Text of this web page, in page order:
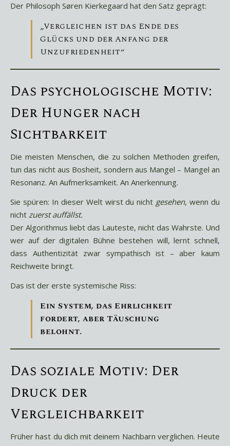
Der Philosoph Søren Kierkegaard hat den Satz geprägt:
„Vergleichen ist das Ende des
Glücks und der Anfang der
Unzufriedenheit“
Das psychologische Motiv:
Der Hunger nach
Sichtbarkeit
Die meisten Menschen, die zu solchen Methoden greifen,
tun das nicht aus Bosheit, sondern aus Mangel – Mangel an
Resonanz. An Aufmerksamkeit. An Anerkennung.
Sie spüren: In dieser Welt wirst du nicht gesehen, wenn du
nicht zuerst auffällst.
Der Algorithmus liebt das Lauteste, nicht das Wahrste. Und
wer auf der digitalen Bühne bestehen will, lernt schnell,
dass Authentizität zwar sympathisch ist – aber kaum
Reichweite bringt.
Das ist der erste systemische Riss:
Ein System, das Ehrlichkeit
fordert, aber Täuschung
belohnt.
Das soziale Motiv: Der
Druck der
Vergleichbarkeit
Früher hast du dich mit deinem Nachbarn verglichen. Heute